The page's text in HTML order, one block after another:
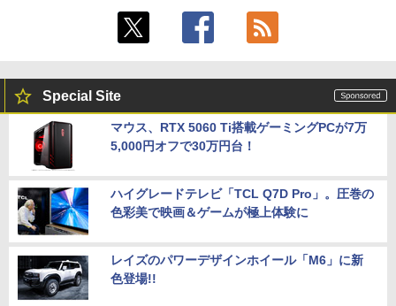
Special Site
マウス、RTX 5060 Ti搭載ゲーミングPCが7万
5,000円オフで30万円台！
ハイグレードテレビ「TCL Q7D Pro」。圧巻の
色彩美で映画＆ゲームが極上体験に
レイズのパワーデザインホイール「M6」に新
色登場!!